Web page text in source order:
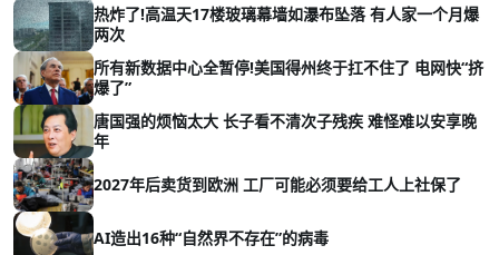
热炸了!高温天17楼玻璃幕墙如瀑布坠落 有人家一个月爆
两次
所有新数据中心全暂停!美国得州终于扛不住了 电网快“挤
爆了”
唐国强的烦恼太大 长子看不清次子残疾 难怪难以安享晚
年
2027年后卖货到欧洲 工厂可能必须要给工人上社保了
AI造出16种“自然界不存在”的病毒